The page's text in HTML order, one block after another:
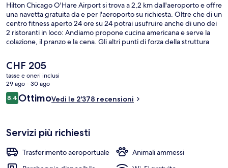
Hilton Chicago O'Hare Airport si trova a 2,2 km dall'aeroporto e offre
una navetta gratuita da e per l'aeroporto su richiesta. Oltre che di un
centro fitness aperto 24 ore su 24 potrai usufruire anche di uno dei
2 ristoranti in loco: Andiamo propone cucina americana e serve la
colazione, il pranzo e la cena. Gli altri punti di forza della struttura
recensioni dei viaggiatori menzionano il personale gentile e la
posizione invidiabile. La struttura è comoda per usare i mezzi
pubblici: Stazione metro di O’Hare è solo a pochi passi.
Il
prezzo
attuale
è
CHF 205
CHF 205
tasse e oneri inclusi
29 ago - 30 ago
Recensioni
8.48.4 su 10
OttimoVedi le 2'378 recensioni
Servizi più richiesti
Trasferimento aeroportuale
Animali ammessi